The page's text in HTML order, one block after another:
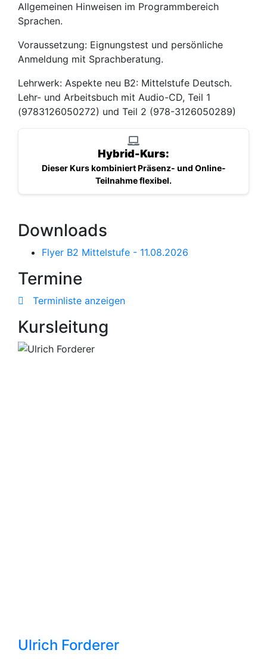
Allgemeinen Hinweisen im Programmbereich
Sprachen.
Voraussetzung: Eignungstest und persönliche
Anmeldung mit Sprachberatung.
Lehrwerk: Aspekte neu B2: Mittelstufe Deutsch.
Lehr- und Arbeitsbuch mit Audio-CD, Teil 1
(9783126050272) und Teil 2 (978-3126050289)
Hybrid-Kurs:
Dieser Kurs kombiniert Präsenz- und Online-
Teilnahme flexibel.
Downloads
Flyer B2 Mittelstufe - 11.08.2026
Termine
Terminliste anzeigen
Kursleitung
Ulrich Forderer